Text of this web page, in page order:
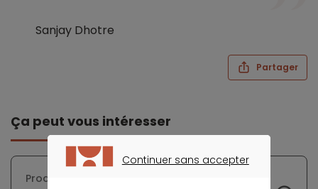
Sanjay Dhotre
Partager
Ça peut vous intéresser
Production de crédits conso : la Banque
Continuer sans accepter